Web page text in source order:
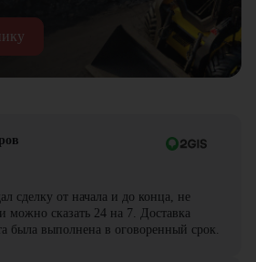
сделку от начала и до конца, не
можно сказать 24 на 7. Доставка
была выполнена в оговоренный срок.